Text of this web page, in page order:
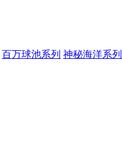
百万球池系列 神秘海洋系列